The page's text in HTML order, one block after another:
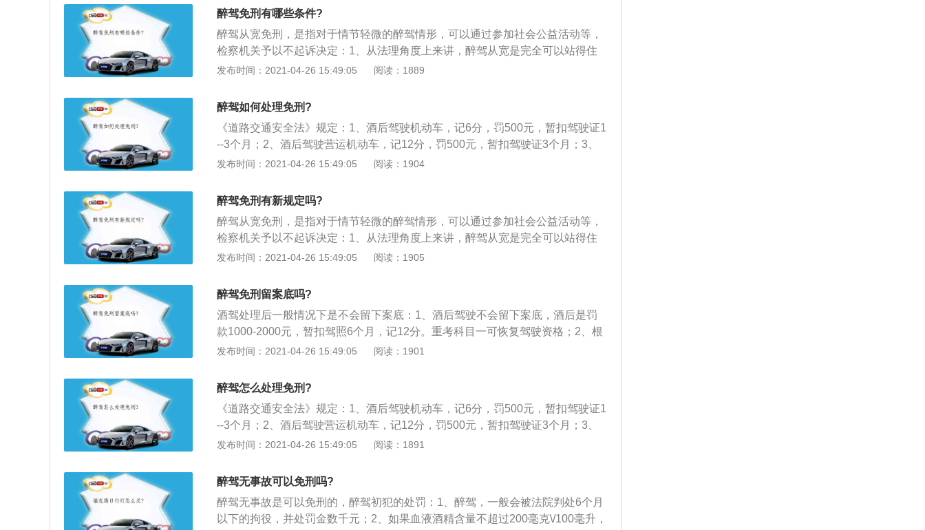
定》第八条第九项规定，家庭主要成员被刑事处罚的，是不可以服现役的，也就
是不可以参军、考军校；3、《征兵政治审查工作规定》具有以下情形之一的公
民，不得征集服现役家庭主要成员、直接抚养人、主要社会关系成员或者对本人
影响较大的其他亲属，有被刑事处罚、开除党籍、开除公职或者有严重违法问题
尚未查清，本人有包庇、报复言行的。
醉驾免刑有哪些条件?
醉驾从宽免刑，是指对于情节轻微的醉驾情形，可以通过参加社会公益活动等，
检察机关予以不起诉决定：1、从法理角度上来讲，醉驾从宽是完全可以站得住
脚的；2、因为根据刑事诉讼法的规定，对于犯罪情节轻微，依照刑法规定不需
秀区的醉驾从宽，就要满足未发生交通事故、未受到过刑事处罚等七个条件才可
以申请参加公益活动，而参加公益活动的情况要通过一定的考核才可以作为检察
院不予起诉的依据。
发布时间：2021-04-26 15:49:05 阅读：1889
醉驾如何处理免刑?
《道路交通安全法》规定：1、酒后驾驶机动车，记6分，罚500元，暂扣驾驶证1
--3个月；2、酒后驾驶营运机动车，记12分，罚500元，暂扣驾驶证3个月；3、
醉酒驾驶机动车，记12分，罚2000元，暂扣驾驶证3--6个月，拘留15天以下；
以下；5、一年内有醉酒驾驶机动车被处罚两次以上的，吊销机动车驾驶证，五
年内不得驾驶营运机动车。
发布时间：2021-04-26 15:49:05 阅读：1904
醉驾免刑有新规定吗?
醉驾从宽免刑，是指对于情节轻微的醉驾情形，可以通过参加社会公益活动等，
检察机关予以不起诉决定：1、从法理角度上来讲，醉驾从宽是完全可以站得住
脚的；2、因为根据刑事诉讼法的规定，对于犯罪情节轻微，依照刑法规定不需
秀区的醉驾从宽，就要满足未发生交通事故、未受到过刑事处罚等七个条件才可
以申请参加公益活动，而参加公益活动的情况要通过一定的考核才可以作为检察
院不予起诉的依据。
发布时间：2021-04-26 15:49:05 阅读：1905
醉驾免刑留案底吗?
酒驾处理后一般情况下是不会留下案底：1、酒后驾驶不会留下案底，酒后是罚
款1000-2000元，暂扣驾照6个月，记12分。重考科目一可恢复驾驶资格；2、根
据国家质量监督检验检疫局发布的《车辆驾驶人员血液、呼气酒精含量阈值与检
中的酒精含量大于或者等于20mg\/100ml，小于80mg\/100ml的驾驶行为；3、醉
酒驾车是指车辆驾驶人员血液中的酒精含量大于或者等于80mg\/100ml的驾驶行
为。
发布时间：2021-04-26 15:49:05 阅读：1901
醉驾怎么处理免刑?
《道路交通安全法》规定：1、酒后驾驶机动车，记6分，罚500元，暂扣驾驶证1
--3个月；2、酒后驾驶营运机动车，记12分，罚500元，暂扣驾驶证3个月；3、
醉酒驾驶机动车，记12分，罚2000元，暂扣驾驶证3--6个月，拘留15天以下；
以下；5、一年内有醉酒驾驶机动车被处罚两次以上的，吊销机动车驾驶证，五
年内不得驾驶营运机动车。
发布时间：2021-04-26 15:49:05 阅读：1891
醉驾无事故可以免刑吗?
醉驾无事故是可以免刑的，醉驾初犯的处罚：1、醉驾，一般会被法院判处6个月
以下的拘役，并处罚金数千元；2、如果血液酒精含量不超过200毫克\/100毫升，